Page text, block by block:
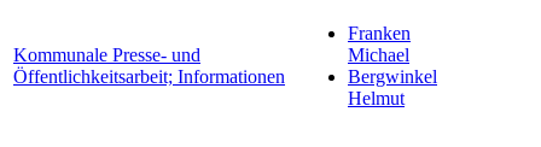
Kommunale Presse- und
Öffentlichkeitsarbeit; Informationen
Franken
Michael
Bergwinkel
Helmut